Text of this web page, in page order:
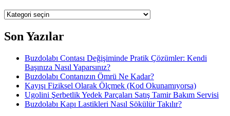
Kategoriler
Son Yazılar
Buzdolabı Contası Değişiminde Pratik Çözümler: Kendi
Başınıza Nasıl Yaparsınız?
Buzdolabı Contanızın Ömrü Ne Kadar?
Kayışı Fiziksel Olarak Ölçmek (Kod Okunamıyorsa)
Ugolini Şerbetlik Yedek Parçaları Satış Tamir Bakım Servisi
Buzdolabı Kapı Lastikleri Nasıl Sökülür Takılır?